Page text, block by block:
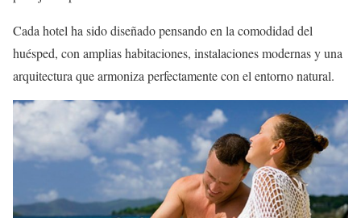
Cada hotel ha sido diseñado pensando en la comodidad del
huésped, con amplias habitaciones, instalaciones modernas y una
arquitectura que armoniza perfectamente con el entorno natural.